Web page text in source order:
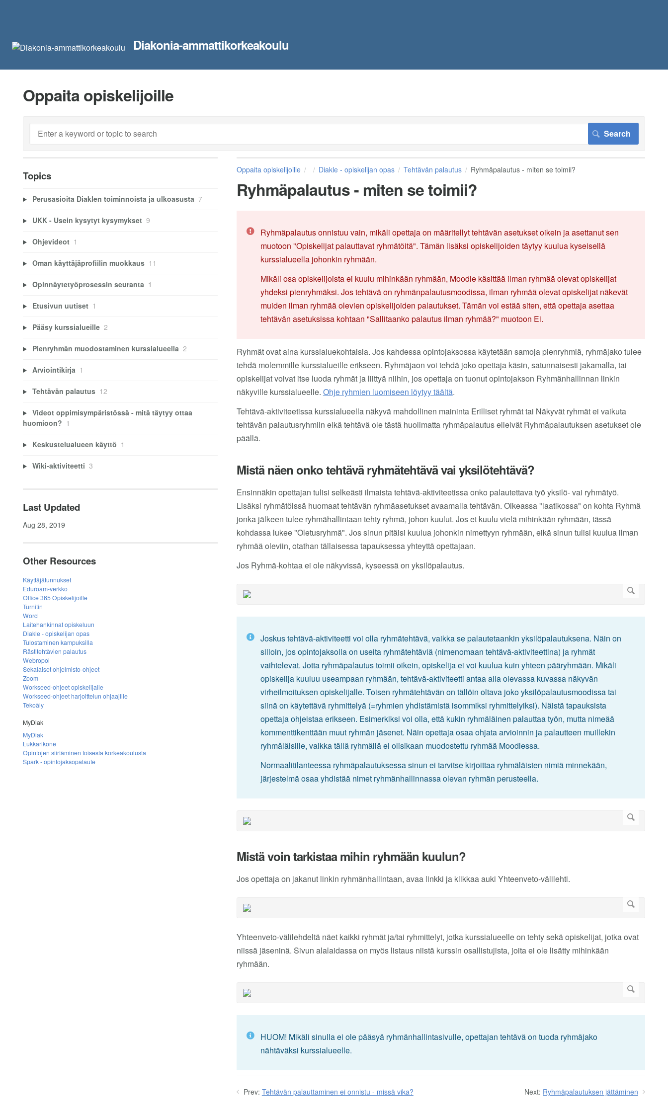
Diakonia-ammattikorkeakoulu
Oppaita opiskelijoille
Oppaita opiskelijoille Diakle - opiskelijan opas Tehtävän palautus Ryhmäpalautus - miten se toimii?
Ryhmäpalautus - miten se toimii?
Ryhmäpalautus onnistuu vain, mikäli opettaja on määritellyt tehtävän asetukset oikein ja asettanut sen
muotoon "Opiskelijat palauttavat ryhmätöitä". Tämän lisäksi opiskelijoiden täytyy kuulua kyseisellä
kurssialueella johonkin ryhmään.
Mikäli osa opiskelijoista ei kuulu mihinkään ryhmään, Moodle käsittää ilman ryhmää olevat opiskelijat
yhdeksi pienryhmäksi. Jos tehtävä on ryhmänpalautusmoodissa, ilman ryhmää olevat opiskelijat näkevät
muiden ilman ryhmää olevien opiskelijoiden palautukset. Tämän voi estää siten, että opettaja asettaa
tehtävän asetuksissa kohtaan "Sallitaanko palautus ilman ryhmää?" muotoon Ei.
Ryhmät ovat aina kurssialuekohtaisia. Jos kahdessa opintojaksossa käytetään samoja pienryhmiä, ryhmäjako tulee
tehdä molemmille kurssialueille erikseen. Ryhmäjaon voi tehdä joko opettaja käsin, satunnaisesti jakamalla, tai
opiskelijat voivat itse luoda ryhmät ja liittyä niihin, jos opettaja on tuonut opintojakson Ryhmänhallinnan linkin
näkyville kurssialueelle. Ohje ryhmien luomiseen löytyy täältä.
Tehtävä-aktiviteetissa kurssialueella näkyvä mahdollinen maininta Erilliset ryhmät tai Näkyvät ryhmät ei vaikuta
tehtävän palautusryhmiin eikä tehtävä ole tästä huolimatta ryhmäpalautus elleivät Ryhmäpalautuksen asetukset ole
päällä.
Mistä näen onko tehtävä ryhmätehtävä vai yksilötehtävä?
Ensinnäkin opettajan tulisi selkeästi ilmaista tehtävä-aktiviteetissa onko palautettava työ yksilö- vai ryhmätyö.
Lisäksi ryhmätöissä huomaat tehtävän ryhmäasetukset avaamalla tehtävän. Oikeassa "laatikossa" on kohta Ryhmä
jonka jälkeen tulee ryhmähallintaan tehty ryhmä, johon kuulut. Jos et kuulu vielä mihinkään ryhmään, tässä
kohdassa lukee "Oletusryhmä". Jos sinun pitäisi kuulua johonkin nimettyyn ryhmään, eikä sinun tulisi kuulua ilman
ryhmää oleviin, otathan tällaisessa tapauksessa yhteyttä opettajaan.
Jos Ryhmä-kohtaa ei ole näkyvissä, kyseessä on yksilöpalautus.
Joskus tehtävä-aktiviteetti voi olla ryhmätehtävä, vaikka se palautetaankin yksilöpalautuksena. Näin on
silloin, jos opintojaksolla on useita ryhmätehtäviä (nimenomaan tehtävä-aktiviteettina) ja ryhmät
vaihtelevat. Jotta ryhmäpalautus toimii oikein, opiskelija ei voi kuulua kuin yhteen pääryhmään. Mikäli
opiskelija kuuluu useampaan ryhmään, tehtävä-aktiviteetti antaa alla olevassa kuvassa näkyvän
virheilmoituksen opiskelijalle. Toisen ryhmätehtävän on tällöin oltava joko yksilöpalautusmoodissa tai
siinä on käytettävä ryhmittelyä (=ryhmien yhdistämistä isommiksi ryhmittelyiksi). Näistä tapauksista
opettaja ohjeistaa erikseen. Esimerkiksi voi olla, että kukin ryhmäläinen palauttaa työn, mutta nimeää
kommenttikenttään muut ryhmän jäsenet. Näin opettaja osaa ohjata arvioinnin ja palautteen muillekin
ryhmäläisille, vaikka tällä ryhmällä ei olisikaan muodostettu ryhmää Moodlessa.
Normaalitilanteessa ryhmäpalautuksessa sinun ei tarvitse kirjoittaa ryhmäläisten nimiä minnekään,
järjestelmä osaa yhdistää nimet ryhmänhallinnassa olevan ryhmän perusteella.
Mistä voin tarkistaa mihin ryhmään kuulun?
Jos opettaja on jakanut linkin ryhmänhallintaan, avaa linkki ja klikkaa auki Yhteenveto-välilehti.
Yhteenveto-välilehdeltä näet kaikki ryhmät ja/tai ryhmittelyt, jotka kurssialueelle on tehty sekä opiskelijat, jotka ovat
niissä jäseninä. Sivun alalaidassa on myös listaus niistä kurssin osallistujista, joita ei ole lisätty mihinkään
ryhmään.
HUOM! Mikäli sinulla ei ole pääsyä ryhmänhallintasivulle, opettajan tehtävä on tuoda ryhmäjako
nähtäväksi kurssialueelle.
Prev: Tehtävän palauttaminen ei onnistu - missä vika? Next: Ryhmäpalautuksen jättäminen
Topics
Perusasioita Diaklen toiminnoista ja ulkoasusta 7
UKK - Usein kysytyt kysymykset 9
Ohjevideot 1
Oman käyttäjäprofiilin muokkaus 11
Opinnäytetyöprosessin seuranta 1
Etusivun uutiset 1
Pääsy kurssialueille 2
Pienryhmän muodostaminen kurssialueella 2
Arviointikirja 1
Tehtävän palautus 12
Videot oppimisympäristössä - mitä täytyy ottaa
huomioon? 1
Keskustelualueen käyttö 1
Wiki-aktiviteetti 3
Last Updated
Aug 28, 2019
Other Resources
Käyttäjätunnukset
Eduroam-verkko
Office 365 Opiskelijoille
Turnitin
Word
Laitehankinnat opiskeluun
Diakle - opiskelijan opas
Tulostaminen kampuksilla
Rästitehtävien palautus
Webropol
Sekalaiset ohjelmisto-ohjeet
Zoom
Workseed-ohjeet opiskelijalle
Workseed-ohjeet harjoittelun ohjaajille
Tekoäly
MyDiak
MyDiak
Lukkarikone
Opintojen siirtäminen toisesta korkeakoulusta
Spark - opintojaksopalaute